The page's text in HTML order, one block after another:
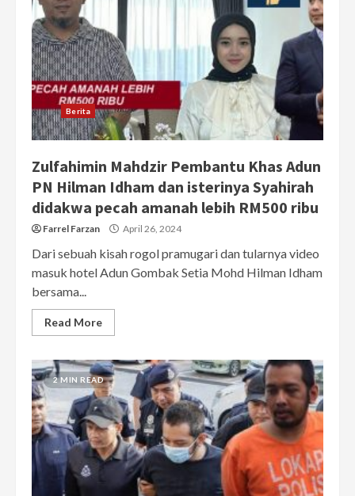
Berita
Zulfahimin Mahdzir Pembantu Khas Adun
PN Hilman Idham dan isterinya Syahirah
didakwa pecah amanah lebih RM500 ribu
Farrel Farzan April 26, 2024
Dari sebuah kisah rogol pramugari dan tularnya video
masuk hotel Adun Gombak Setia Mohd Hilman Idham
bersama...
Read More
2 MIN READ